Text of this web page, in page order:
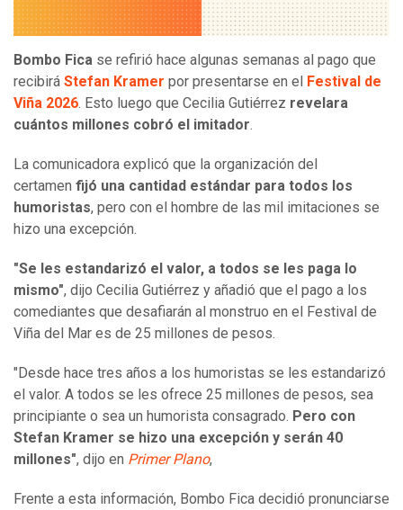
Bombo Fica se refirió hace algunas semanas al pago que
recibirá Stefan Kramer por presentarse en el
Festival de
Viña 2026. Esto luego que Cecilia Gutiérrez revelara
cuántos millones cobró el imitador.
La comunicadora explicó que la organización del
certamen fijó una cantidad estándar para todos los
humoristas, pero con el hombre de las mil imitaciones se
hizo una excepción.
"Se les estandarizó el valor, a todos se les paga lo
mismo", dijo Cecilia Gutiérrez y añadió que el pago a los
comediantes que desafiarán al monstruo en el Festival de
Viña del Mar es de 25 millones de pesos.
"Desde hace tres años a los humoristas se les estandarizó
el valor. A todos se les ofrece 25 millones de pesos, sea
principiante o sea un humorista consagrado. Pero con
Stefan Kramer se hizo una excepción y serán 40
millones", dijo en Primer Plano,
Frente a esta información, Bombo Fica decidió pronunciarse